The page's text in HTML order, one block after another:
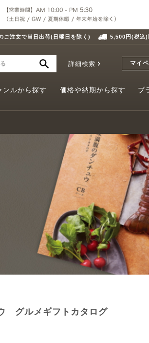
ご注文で当日出荷(日曜日を除く) 5,500円(税込)
詳細検索 マイ
ンルから探す 価格や納期から探す ブ
グルメギフトカタログ